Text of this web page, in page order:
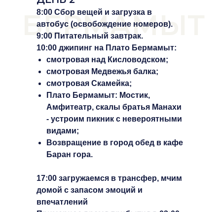
БЕРМАМЫТ
8:00 Сбор вещей и загрузка в
автобус (освобождение номеров).
9:00 Питательный завтрак.
10:00 джипинг на Плато Бермамыт:
смотровая над Кисловодском;
смотровая Медвежья балка;
смотровая Скамейка;
Плато Бермамыт: Мостик,
Амфитеатр, скалы братья Манахи
- устроим пикник с невероятными
видами;
Возвращение в город обед в кафе
Баран гора.
17:00 загружаемся в трансфер, мчим
домой с запасом эмоций и
впечатлений